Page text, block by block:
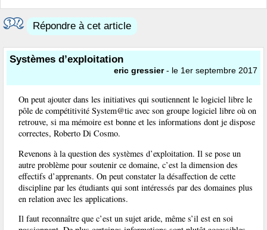
Répondre à cet article
Systèmes d’exploitation
eric gressier- le 1er septembre 2017
On peut ajouter dans les initiatives qui soutiennent le logiciel libre le
pôle de compétitivité System@tic avec son groupe logiciel libre où on
retrouve, si ma mémoire est bonne et les informations dont je dispose
correctes, Roberto Di Cosmo.
Revenons à la question des systèmes d’exploitation. Il se pose un
autre problème pour soutenir ce domaine, c’est la dimension des
effectifs d’apprenants. On peut constater la désaffection de cette
discipline par les étudiants qui sont intéressés par des domaines plus
en relation avec les applications.
Il faut reconnaître que c’est un sujet aride, même s’il est en soi